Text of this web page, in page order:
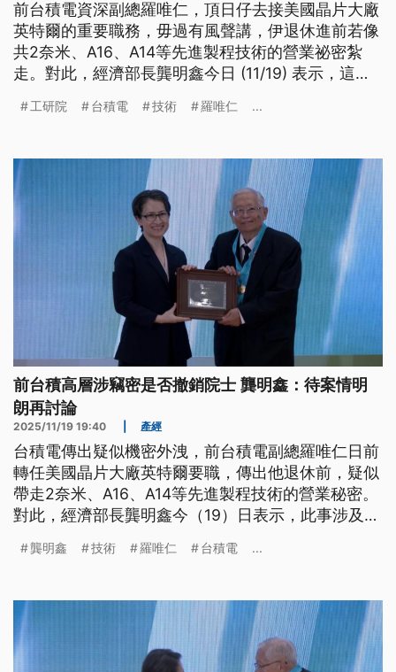
前台積電資深副總羅唯仁，頂日仔去接美國晶片大廠
英特爾的重要職務，毋過有風聲講，伊退休進前若像
共2奈米、A16、A14等先進製程技術的營業祕密紮
走。對此，經濟部長龔明鑫今日 (11/19) 表示，這層
閣有孤一間廠商的損失。目前，高檢署已經主動分
法和國安法。（新聞標題、導言為台語文）
工研院 台積電 技術 羅唯仁 ...
前台積高層涉竊密是否撤銷院士 龔明鑫：待案情明
朗再討論
2025/11/19 19:40 產經
台積電傳出疑似機密外洩，前台積電副總羅唯仁日前
轉任美國晶片大廠英特爾要職，傳出他退休前，疑似
帶走2奈米、A16、A14等先進製程技術的營業秘密。
對此，經濟部長龔明鑫今（19）日表示，此事涉及三
損失。高檢署則已經主動分他字案，蒐證釐清是否涉
龔明鑫 技術 羅唯仁 台積電 ...